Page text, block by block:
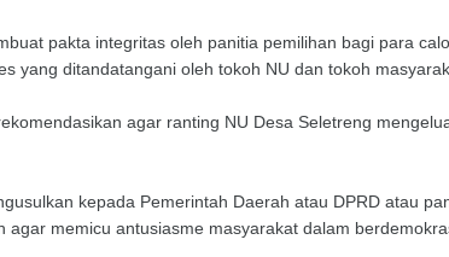
pakta integritas oleh panitia pemilihan bagi para
yang ditandatangani oleh tokoh NU dan tokoh
agar ranting NU Desa Seletreng
kepada Pemerintah Daerah atau DPRD atau
agar memicu antusiasme masyarakat dalam